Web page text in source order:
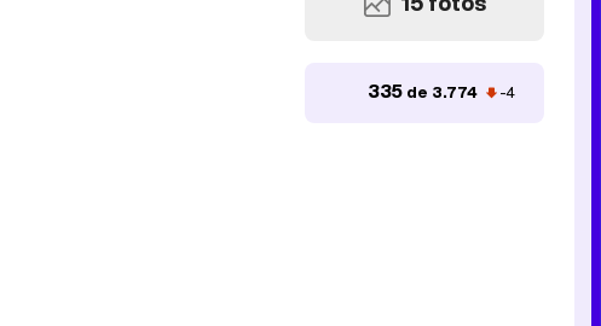
335de 3.774 -4